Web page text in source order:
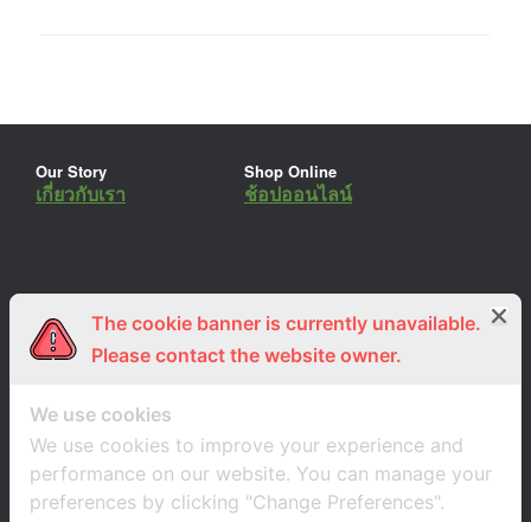
Our Story
เกี่ยวกับเรา
Shop Online
ช้อปออนไลน์
ร่วมงานกับเรา
สมัครงาน
Lemon Farm Cafe
ร้านอาหารอินทรีย์
The cookie banner is currently unavailable.
Please contact the website owner.
We use cookies
We use cookies to improve your experience and
performance on our website. You can manage your
preferences by clicking "Change Preferences".